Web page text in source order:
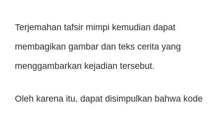
Terjemahan tafsir mimpi kemudian dapat
membagikan gambar dan teks cerita yang
menggambarkan kejadian tersebut.
Oleh karena itu, dapat disimpulkan bahwa kode